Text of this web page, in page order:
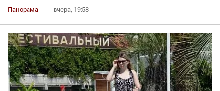
Панорама вчера, 19:58